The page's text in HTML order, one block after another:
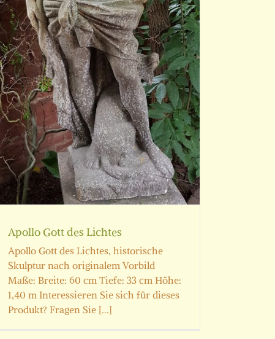
Apollo Gott des Lichtes
Apollo Gott des Lichtes, historische
Skulptur nach originalem Vorbild
Maße: Breite: 60 cm Tiefe: 33 cm Höhe:
1,40 m Interessieren Sie sich für dieses
Produkt? Fragen Sie [...]